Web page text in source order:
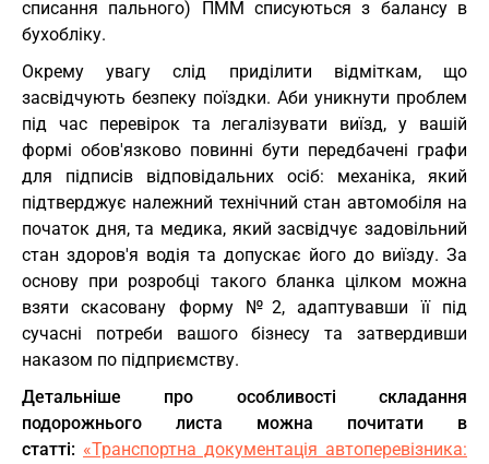
списання пального) ПММ списуються з балансу в
бухобліку.
Окрему увагу слід приділити відміткам, що
засвідчують безпеку поїздки. Аби уникнути проблем
під час перевірок та легалізувати виїзд, у вашій
формі обов'язково повинні бути передбачені графи
для підписів відповідальних осіб: механіка, який
підтверджує належний технічний стан автомобіля на
початок дня, та медика, який засвідчує задовільний
стан здоров'я водія та допускає його до виїзду. За
основу при розробці такого бланка цілком можна
взяти скасовану форму №2, адаптувавши її під
сучасні потреби вашого бізнесу та затвердивши
наказом по підприємству.
Детальніше про особливості складання
подорожнього листа можна почитати в
статті: «Транспортна документація автоперевізника: